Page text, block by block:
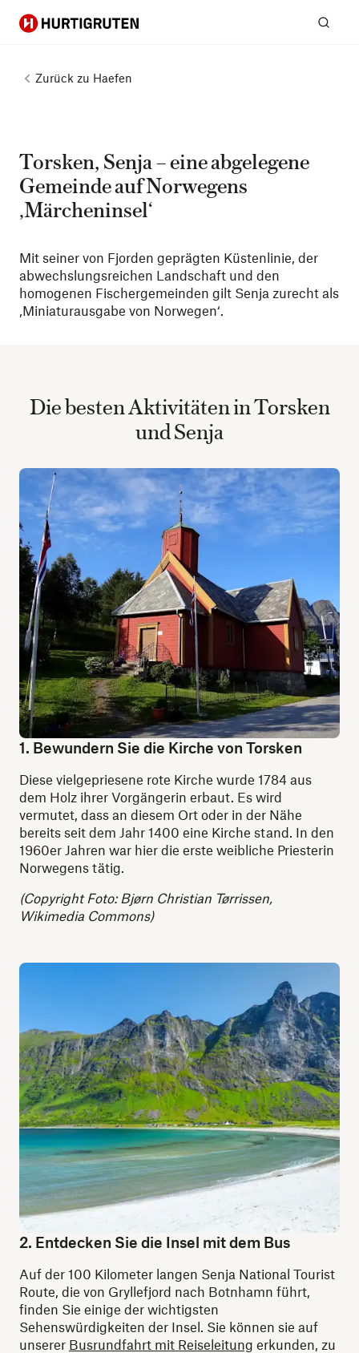
Hurtigruten
Zurück zu Haefen
Torsken, Senja – eine abgelegene
Gemeinde auf Norwegens
‚Märcheninsel‘
Mit seiner von Fjorden geprägten Küstenlinie, der
abwechslungsreichen Landschaft und den
homogenen Fischergemeinden gilt Senja zurecht als
‚Miniaturausgabe von Norwegen‘.
Die besten Aktivitäten in Torsken
und Senja
1. Bewundern Sie die Kirche von Torsken
Diese vielgepriesene rote Kirche wurde 1784 aus
dem Holz ihrer Vorgängerin erbaut. Es wird
vermutet, dass an diesem Ort oder in der Nähe
bereits seit dem Jahr 1400 eine Kirche stand. In den
1960er Jahren war hier die erste weibliche Priesterin
Norwegens tätig.
(Copyright Foto: Bjørn Christian Tørrissen,
Wikimedia Commons)
2. Entdecken Sie die Insel mit dem Bus
Auf der 100 Kilometer langen Senja National Tourist
Route, die von Gryllefjord nach Botnhamn führt,
finden Sie einige der wichtigsten
Sehenswürdigkeiten der Insel. Sie können sie auf
unserer Busrundfahrt mit Reiseleitung erkunden, zu